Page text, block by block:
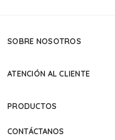
SOBRE NOSOTROS
ATENCIÓN AL CLIENTE
PRODUCTOS
CONTÁCTANOS